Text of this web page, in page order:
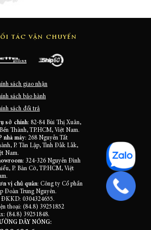
tác vận chuyển
sách giao nhận
sách bảo hành
sách đổi trả
sở chính: 82-84 Bùi Thị Xuân,
Bến Thành, TP.HCM, Việt Nam.
nhà máy: 268 Nguyễn Tất
P. Tân Lập, Tỉnh Đắk Lắk,
Nam.
: 324-326 Nguyễn Đình
P. Bàn Cờ, TP.HCM, Việt
vị chủ quản: Công ty Cổ phần
Đoàn Trung Nguyên.
ĐKKD: 0304324655.
thoại: (84.8) 39251852
(84.8) 39251848.
DÂY NÓNG: